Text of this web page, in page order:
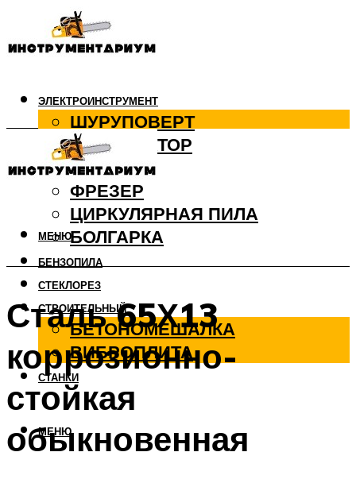
ЭЛЕКТРОИНСТРУМЕНТ
ШУРУПОВЕРТ
ПЕРФОРАТОР
ДРЕЛЬ
ФРЕЗЕР
ЦИРКУЛЯРНАЯ ПИЛА
БОЛГАРКА
БЕНЗОПИЛА
СТЕКЛОРЕЗ
СТРОИТЕЛЬНЫЙ
БЕТОНОМЕШАЛКА
ВИБРОПЛИТА
СТАНКИ
МЕНЮ
МЕНЮ
Сталь 65Х13
коррозионно-
стойкая
обыкновенная